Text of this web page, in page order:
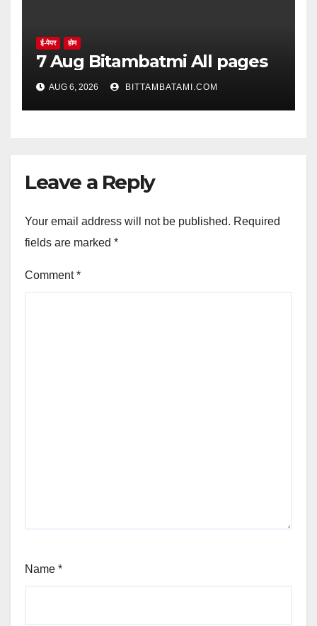
ई-पेपर होम
7 Aug Bitambatmi All pages
AUG 6, 2026 BITTAMBATAMI.COM
Leave a Reply
Your email address will not be published. Required
fields are marked *
Comment*
Name *